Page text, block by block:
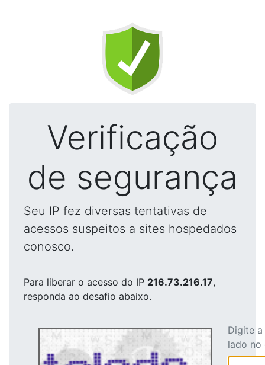
Verificação
de segurança
Seu IP fez diversas tentativas de
acessos suspeitos a sites hospedados
conosco.
Para liberar o acesso do IP 216.73.216.17,
responda ao desafio abaixo.
Digite
lado no